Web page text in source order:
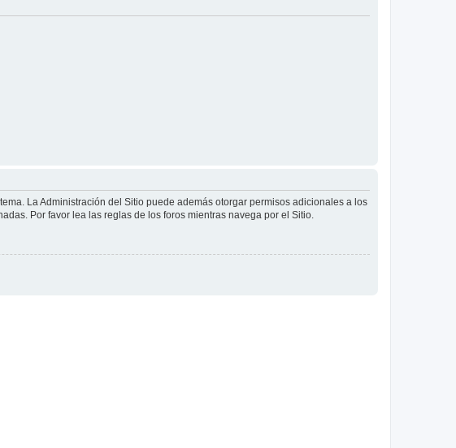
La Administración del Sitio puede además otorgar permisos adicionales a los
Por favor lea las reglas de los foros mientras navega por el Sitio.